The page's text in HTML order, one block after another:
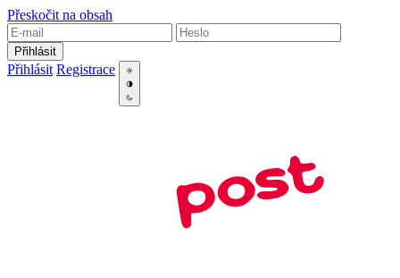
Přeskočit na obsah
Přihlásit
Přihlásit Registrace